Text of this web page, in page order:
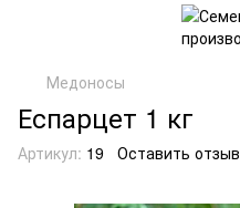
Медоносы
Еспарцет 1 кг
Артикул: 19 Оставить отзыв